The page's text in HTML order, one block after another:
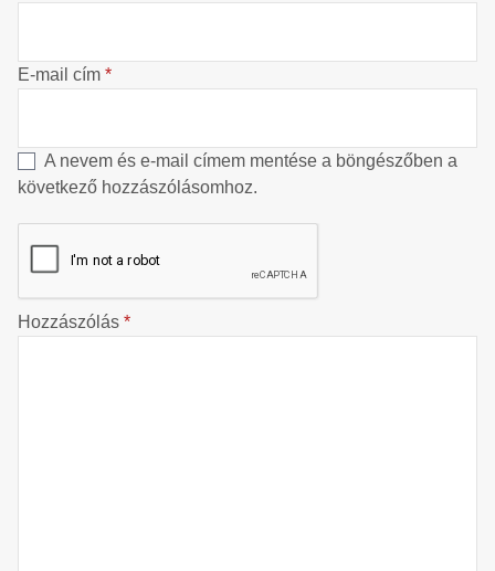
E-mail cím *
A nevem és e-mail címem mentése a böngészőben a
következő hozzászólásomhoz.
Hozzászólás *